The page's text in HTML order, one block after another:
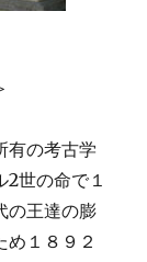
有の考古学
世の命で１
の王達の膨
め１８９２